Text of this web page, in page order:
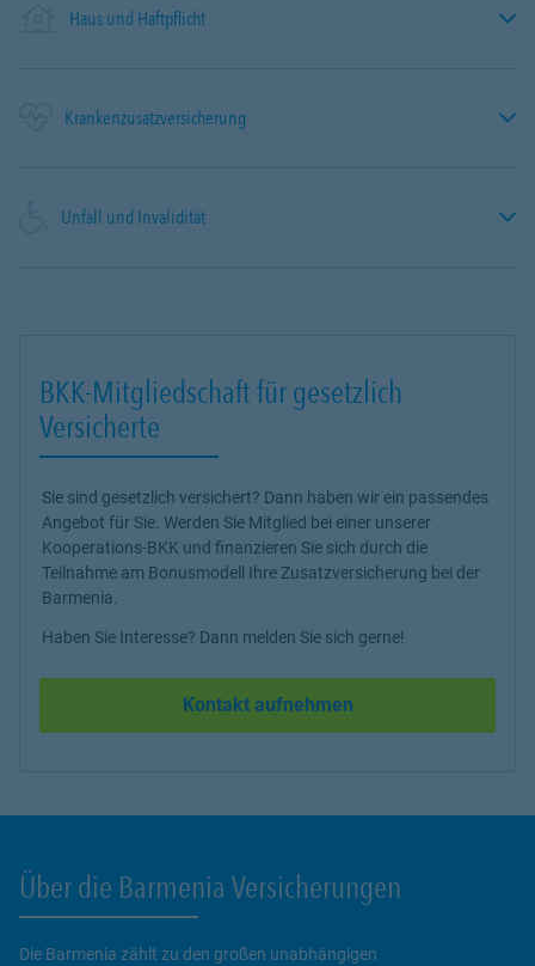
Haus und Haftpflicht
Krankenzusatzversicherung
Unfall und Invalidität
BKK-Mitgliedschaft für gesetzlich
Versicherte
Sie sind gesetzlich versichert? Dann haben wir ein passendes
Angebot für Sie. Werden Sie Mitglied bei einer unserer
Kooperations-BKK und finanzieren Sie sich durch die
Teilnahme am Bonusmodell Ihre Zusatzversicherung bei der
Barmenia.
Haben Sie Interesse? Dann melden Sie sich gerne!
Kontakt aufnehmen
Über die Barmenia Versicherungen
Die Barmenia zählt zu den großen unabhängigen